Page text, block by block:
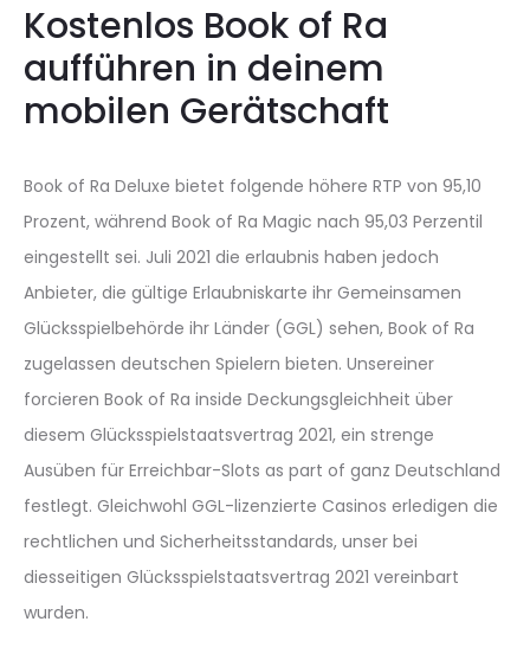
Kostenlos Book of Ra
aufführen in deinem
mobilen Gerätschaft
Book of Ra Deluxe bietet folgende höhere RTP von 95,10
Prozent, während Book of Ra Magic nach 95,03 Perzentil
eingestellt sei. Juli 2021 die erlaubnis haben jedoch
Anbieter, die gültige Erlaubniskarte ihr Gemeinsamen
Glücksspielbehörde ihr Länder (GGL) sehen, Book of Ra
zugelassen deutschen Spielern bieten. Unsereiner
forcieren Book of Ra inside Deckungsgleichheit über
diesem Glücksspielstaatsvertrag 2021, ein strenge
Ausüben für Erreichbar-Slots as part of ganz Deutschland
festlegt. Gleichwohl GGL-lizenzierte Casinos erledigen die
rechtlichen und Sicherheitsstandards, unser bei
diesseitigen Glücksspielstaatsvertrag 2021 vereinbart
wurden.